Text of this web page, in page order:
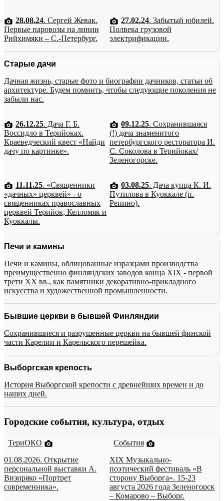
28.08.24. Сергей Жевак.
Первые паровозы на линии
Рийхимяки – С.-Петербург.
27.02.24. Забытый юбилей.
Полвека грузовой
электрификации.
Старые дачи
Дачная жизнь, старые фото и биографии дачников, статьи об
архитектуре. Будем помнить, чтобы следующие поколения не
забыли нас.
26.12.25. Дача Г. Б.
Воссидло в Терийоках.
Краеведческий квест «Найди
дачу по картинке».
09.12.25. Сохранившаяся
(!) дача знаменитого
петербургского ресторатора И.
С. Соколова в Терийоках/
Зеленогорске.
11.11.25. «Священники
«дачных» церквей» - о
священниках православных
церквей Терийок, Келломяк и
Куоккалы.
03.08.25. Дача купца К. И.
Путилова в Куоккале (п.
Репино).
Печи и камины
Печи и камины, облицованные изразцами производства
преимущественно финляндских заводов конца XIX - первой
трети XX вв., как памятники декоративно-прикладного
искусства и художественной промышленности.
Бывшие церкви в бывшей Финляндии
Сохранившиеся и разрушенные церкви на бывшей финской
части Карелии и Карельского перешейка.
Выборгская крепость
История Выборгской крепости с древнейших времен и до
наших дней.
Городские события, культура, отдых
ТериОКО
01.08.2026. Открытие
персональной выставки А.
Визиряко «Портрет
современника».
События
XIX Музыкально-
поэтический фестиваль «В
сторону Выборга». 15-23
августа 2026 года Зеленогорск
– Комарово – Выборг.